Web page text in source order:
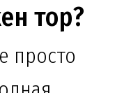
тор?
просто